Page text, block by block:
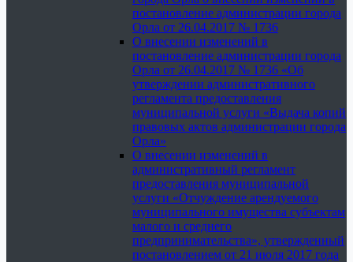
постановление администрации города
Орла от 26.04.2017 № 1736
О внесении изменений в
постановление администрации города
Орла от 26.04.2017 № 1736 «Об
утверждении административного
регламента предоставления
муниципальной услуги «Выдача копий
правовых актов администрации города
Орла»
О внесении изменений в
административный регламент
предоставления муниципальной
услуги «Отчуждение арендуемого
муниципального имущества субъектам
малого и среднего
предпринимательства», утвержденный
постановлением от 21 июля 2017 года